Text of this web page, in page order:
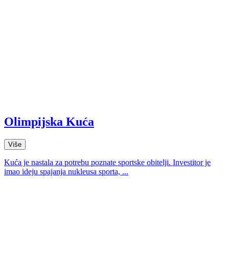
Olimpijska Kuća
Više
Kuća je nastala za potrebu poznate sportske obitelji. Investitor je
imao ideju spajanja nukleusa sporta, ...